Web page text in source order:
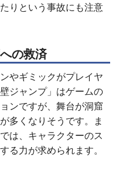
りという事故にも注意
の救済
やギミックがプレイヤ
ジャンプ」はゲームの
ンですが、舞台が洞窟
多くなりそうです。ま
は、キャラクターのス
る力が求められます。